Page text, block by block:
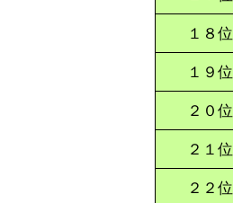
１８位
１９位
２０位
２１位
２２位